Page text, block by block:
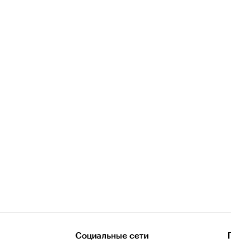
Социальные сети